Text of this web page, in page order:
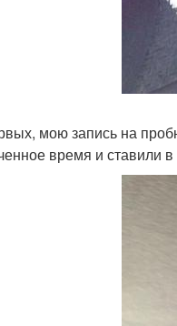
мою запись на
время и ставили